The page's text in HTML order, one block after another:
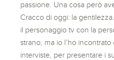
passione. Una cosa però
Cracco di oggi: la
il personaggio tv con la
strano; ma io l’ho
interviste, per presentare i